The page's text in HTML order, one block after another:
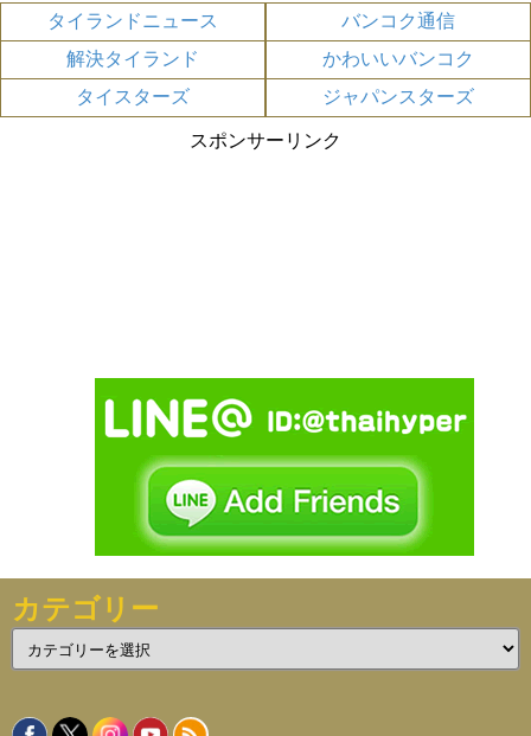
タイランドニュース
バンコク通信
解決タイランド
かわいいバンコク
タイスターズ
ジャパンスターズ
スポンサーリンク
カテゴリー
テ
リ